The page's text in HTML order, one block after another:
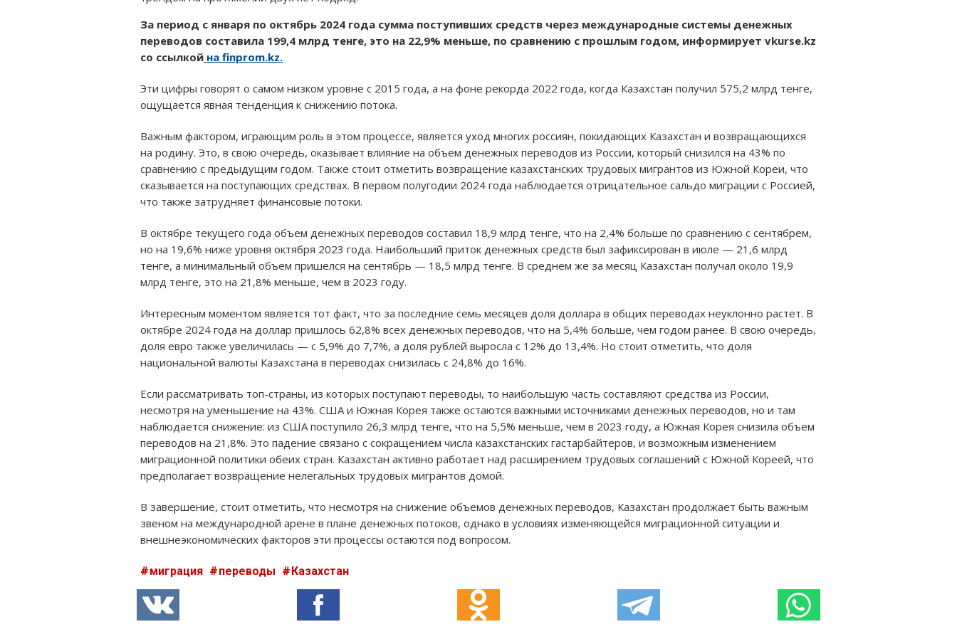
За период с января по октябрь 2024 года сумма поступивших средств через международные системы денежных
переводов составила 199,4 млрд тенге, это на 22,9% меньше, по сравнению с прошлым годом, информирует vkurse.kz
со ссылкой на finprom.kz.
Эти цифры говорят о самом низком уровне с 2015 года, а на фоне рекорда 2022 года, когда Казахстан получил 575,2 млрд тенге,
ощущается явная тенденция к снижению потока.
Важным фактором, играющим роль в этом процессе, является уход многих россиян, покидающих Казахстан и возвращающихся
на родину. Это, в свою очередь, оказывает влияние на объем денежных переводов из России, который снизился на 43% по
сравнению с предыдущим годом. Также стоит отметить возвращение казахстанских трудовых мигрантов из Южной Кореи, что
сказывается на поступающих средствах. В первом полугодии 2024 года наблюдается отрицательное сальдо миграции с Россией,
что также затрудняет финансовые потоки.
В октябре текущего года объем денежных переводов составил 18,9 млрд тенге, что на 2,4% больше по сравнению с сентябрем,
но на 19,6% ниже уровня октября 2023 года. Наибольший приток денежных средств был зафиксирован в июле — 21,6 млрд
тенге, а минимальный объем пришелся на сентябрь — 18,5 млрд тенге. В среднем же за месяц Казахстан получал около 19,9
млрд тенге, это на 21,8% меньше, чем в 2023 году.
Интересным моментом является тот факт, что за последние семь месяцев доля доллара в общих переводах неуклонно растет. В
октябре 2024 года на доллар пришлось 62,8% всех денежных переводов, что на 5,4% больше, чем годом ранее. В свою очередь,
доля евро также увеличилась — с 5,9% до 7,7%, а доля рублей выросла с 12% до 13,4%. Но стоит отметить, что доля
национальной валюты Казахстана в переводах снизилась с 24,8% до 16%.
Если рассматривать топ-страны, из которых поступают переводы, то наибольшую часть составляют средства из России,
несмотря на уменьшение на 43%. США и Южная Корея также остаются важными источниками денежных переводов, но и там
наблюдается снижение: из США поступило 26,3 млрд тенге, что на 5,5% меньше, чем в 2023 году, а Южная Корея снизила объем
переводов на 21,8%. Это падение связано с сокращением числа казахстанских гастарбайтеров, и возможным изменением
миграционной политики обеих стран. Казахстан активно работает над расширением трудовых соглашений с Южной Кореей, что
предполагает возвращение нелегальных трудовых мигрантов домой.
В завершение, стоит отметить, что несмотря на снижение объемов денежных переводов, Казахстан продолжает быть важным
звеном на международной арене в плане денежных потоков, однако в условиях изменяющейся миграционной ситуации и
внешнеэкономических факторов эти процессы остаются под вопросом.
миграция переводы Казахстан